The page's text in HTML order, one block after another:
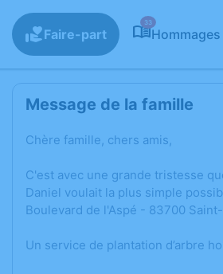
Faire-part
33
Hommages
Message de la famille
Chère famille, chers amis,
C'est avec une grande tristesse
Daniel voulait la plus simple
Boulevard de l'Aspé - 83700
Un service de plantation d’arbre